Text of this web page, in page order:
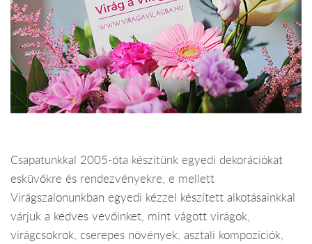
Csapatunkkal 2005-óta készítünk egyedi dekorációkat
esküvőkre és rendezvényekre, e mellett
Virágszalonunkban egyedi kézzel készített alkotásainkkal
várjuk a kedves vevőinket, mint vágott virágok,
virágcsokrok, cserepes növények, asztali kompozíciók,